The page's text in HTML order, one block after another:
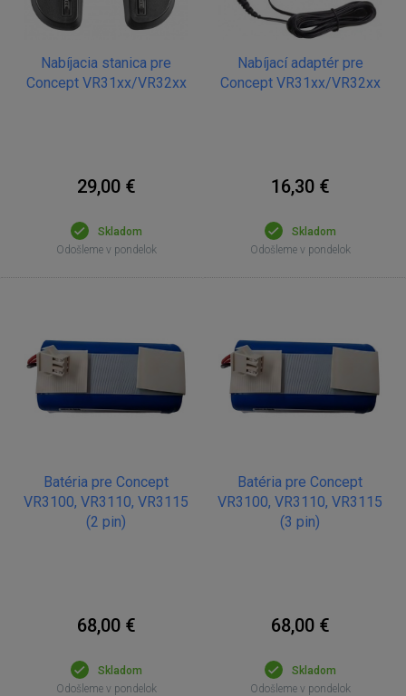
Nabíjacia stanica pre
Concept VR31xx/VR32xx
29,00 €
Skladom
Odošleme v pondelok
Nabíjací adaptér pre
Concept VR31xx/VR32xx
16,30 €
Skladom
Odošleme v pondelok
Batéria pre Concept
VR3100, VR3110, VR3115
(2 pin)
68,00 €
Skladom
Odošleme v pondelok
Batéria pre Concept
VR3100, VR3110, VR3115
(3 pin)
68,00 €
Skladom
Odošleme v pondelok